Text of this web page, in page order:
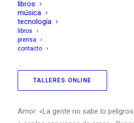
libros
música
tecnología
libros
prensa
contacto
TALLERES ONLINE
«Somos una sociedad de paletos
nos convierte en impotentes
Pedro Ferrández.
Amor: «La gente no sabe lo